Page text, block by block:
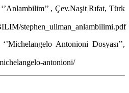
, Çev.Naşit Rıfat, Türk
stephen_ullman_anlambilimi.pdf
Antonioni Dosyası’’,
antonioni/